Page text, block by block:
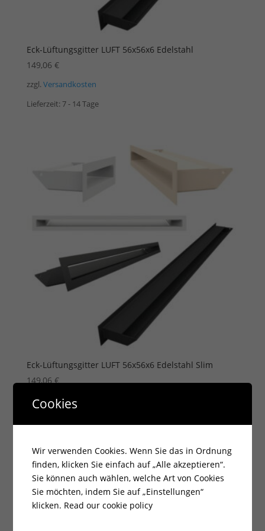
Eck-Lüftungsgitter LUFT 56x56x6 Edelstahl
149,06 €
zzgl. Versandkosten
Lieferzeit: 7 - 14 Tage
Eck-Lüftungsgitter LUFT 56x56x6 Edelstahl Slim
149,06€
zzgl.Versandkosten
Cookies
Wir verwenden Cookies. Wenn Sie das in Ordnung
finden, klicken Sie einfach auf „Alle akzeptieren“.
Sie können auch wählen, welche Art von Cookies
Sie möchten, indem Sie auf „Einstellungen“
klicken. Read our cookie policy